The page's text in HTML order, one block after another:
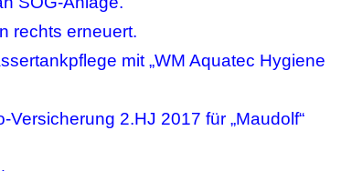
rechts erneuert.
mit „WM Aquatec Hygiene
Versicherung 2.HJ 2017 für „Maudolf“